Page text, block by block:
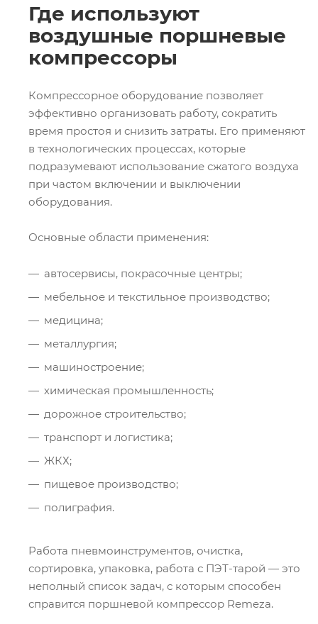
Где используют
воздушные поршневые
компрессоры
Компрессорное оборудование позволяет
эффективно организовать работу, сократить
время простоя и снизить затраты. Его применяют
в технологических процессах, которые
подразумевают использование сжатого воздуха
при частом включении и выключении
оборудования.
Основные области применения:
автосервисы, покрасочные центры;
мебельное и текстильное производство;
медицина;
металлургия;
машиностроение;
химическая промышленность;
дорожное строительство;
транспорт и логистика;
ЖКХ;
пищевое производство;
полиграфия.
Работа пневмоинструментов, очистка,
сортировка, упаковка, работа с ПЭТ-тарой — это
неполный список задач, с которым способен
справится поршневой компрессор Remeza.